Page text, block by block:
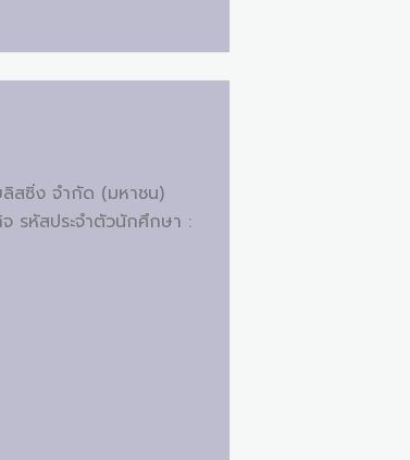
ลิสซิ่ง จำกัด (มหาชน)
รหัสประจำตัวนักศึกษา :